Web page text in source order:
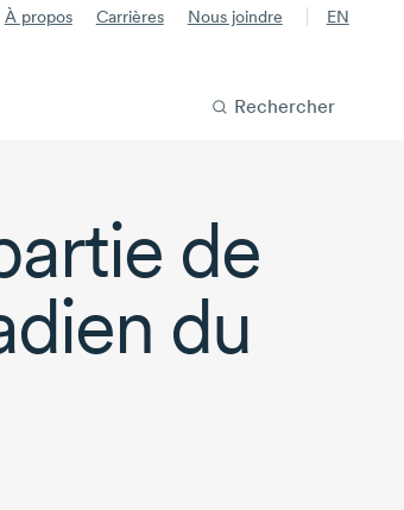
À propos Carrières Nous joindre EN
Rechercher
de
du